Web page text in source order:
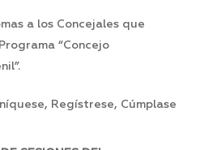
a los Concejales que
“Concejo
Regístrese, Cúmplase